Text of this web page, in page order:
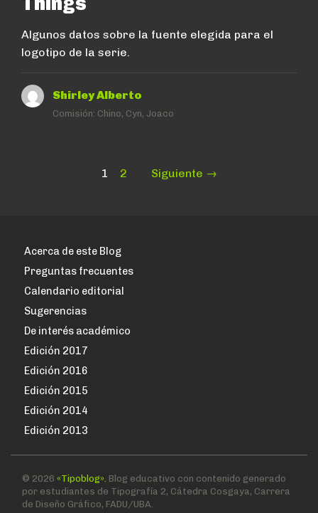
Algunos datos sobre la fuente elegida para el
logotipo de la serie.
Shirley Alberto
Comisión: Chino, Cyn, Joaco
Paginación
Page
1 Page
2 Siguiente →
Acerca de este Blog
Preguntas frecuentes
Calendario editorial
Sugerencias
De interés académico
Edición 2017
Edición 2016
Edición 2015
Edición 2014
Edición 2013
© 2026 «Tipoblog». Blog educativo con contenido generado
por estudiantes de Tipografía 2, Cátedra Cosgaya, Carrera
de Diseño Gráfico, FADU/UBA.